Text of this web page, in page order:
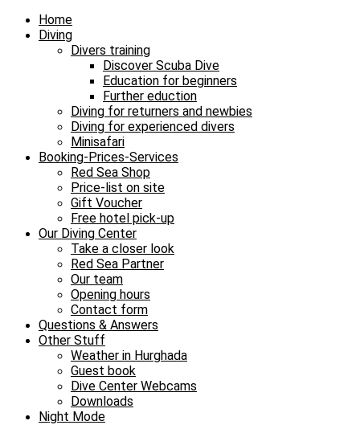
Home
Diving
Divers training
Discover Scuba Dive
Education for beginners
Further eduction
Diving for returners and newbies
Diving for experienced divers
Minisafari
Booking-Prices-Services
Red Sea Shop
Price-list on site
Gift Voucher
Free hotel pick-up
Our Diving Center
Take a closer look
Red Sea Partner
Our team
Opening hours
Contact form
Questions & Answers
Other Stuff
Weather in Hurghada
Guest book
Dive Center Webcams
Downloads
Night Mode